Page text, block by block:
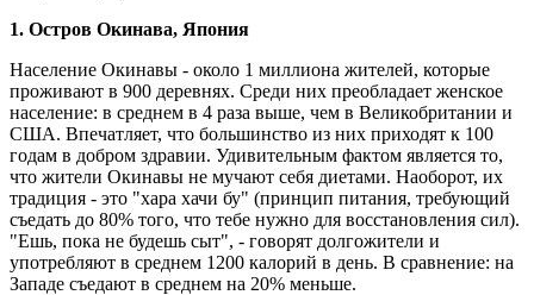
1. Остров Окинава, Япония
Население Окинавы - около 1 миллиона жителей, которые
проживают в 900 деревнях. Среди них преобладает женское
население: в среднем в 4 раза выше, чем в Великобритании и
США. Впечатляет, что большинство из них приходят к 100
годам в добром здравии. Удивительным фактом является то,
что жители Окинавы не мучают себя диетами. Наоборот, их
традиция - это "хара хачи бу" (принцип питания, требующий
съедать до 80% того, что тебе нужно для восстановления сил).
"Ешь, пока не будешь сыт", - говорят долгожители и
употребляют в среднем 1200 калорий в день. В сравнение: на
Западе съедают в среднем на 20% меньше.